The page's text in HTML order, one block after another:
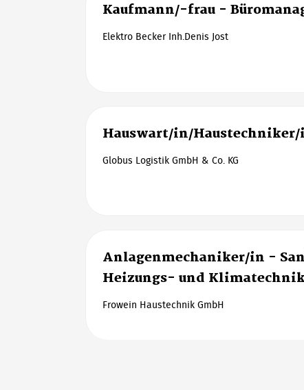
Kaufmann/-frau -
Elektro Becker Inh.Denis Jost
Hauswart/in/
Globus Logistik GmbH & Co. KG
Anlagenmechaniker/in -
Heizungs- und Klimatechnik
Frowein Haustechnik GmbH